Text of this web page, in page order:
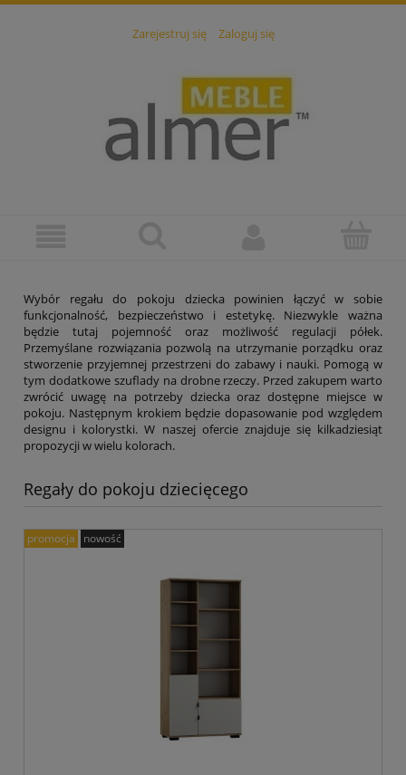
Zarejestruj się Zaloguj się
Wybór regału do pokoju dziecka powinien łączyć w sobie
funkcjonalność, bezpieczeństwo i estetykę. Niezwykle ważna
będzie tutaj pojemność oraz możliwość regulacji półek.
Przemyślane rozwiązania pozwolą na utrzymanie porządku oraz
stworzenie przyjemnej przestrzeni do zabawy i nauki. Pomogą w
tym dodatkowe szuflady na drobne rzeczy. Przed zakupem warto
zwrócić uwagę na potrzeby dziecka oraz dostępne miejsce w
pokoju. Następnym krokiem będzie dopasowanie pod względem
designu i kolorystki. W naszej ofercie znajduje się kilkadziesiąt
propozycji w wielu kolorach.
Regały do pokoju dziecięcego
promocja nowość